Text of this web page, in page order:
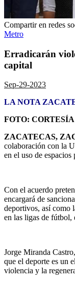
Compartir en redes
Metro
Erradicarán
capital
Sep-29-2023
LA NOTA
FOTO: CORTESÍA
ZACATECAS,
colaboración con la
en el uso de espacios
Con el acuerdo
encargará de
deportivos, así como
en las ligas de fútbol,
Jorge Miranda
que el deporte es un
violencia y la